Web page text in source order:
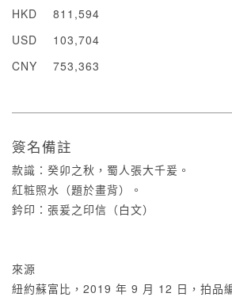
HKD
811,594
USD
103,704
CNY
753,363
簽名備註
款識：癸卯之秋，蜀人張大千爰。
紅𥺁照水（題於畫背）。
鈐印：張爰之印信（白文）
來源
紐約蘇富比，2019 年 9 月 12 日，拍品